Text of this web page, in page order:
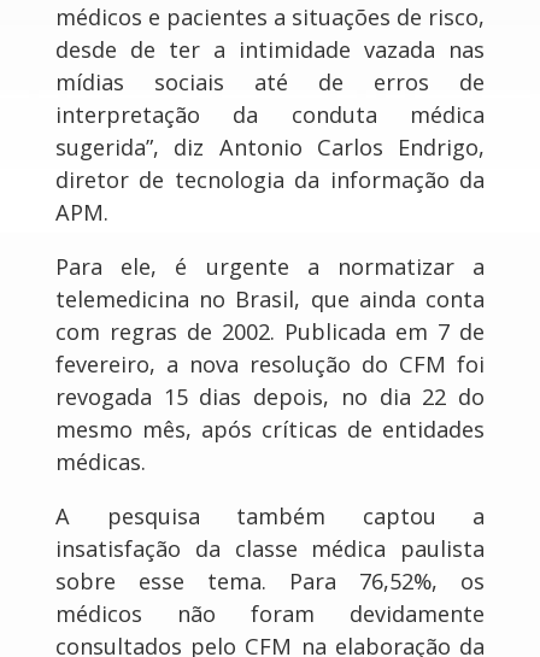
médicos e pacientes a situações de risco,
desde de ter a intimidade vazada nas
mídias sociais até de erros de
interpretação da conduta médica
sugerida”, diz Antonio Carlos Endrigo,
diretor de tecnologia da informação da
APM.
Para ele, é urgente a normatizar a
telemedicina no Brasil, que ainda conta
com regras de 2002. Publicada em 7 de
fevereiro, a nova resolução do CFM foi
revogada 15 dias depois, no dia 22 do
mesmo mês, após críticas de entidades
médicas.
A pesquisa também captou a
insatisfação da classe médica paulista
sobre esse tema. Para 76,52%, os
médicos não foram devidamente
consultados pelo CFM na elaboração da